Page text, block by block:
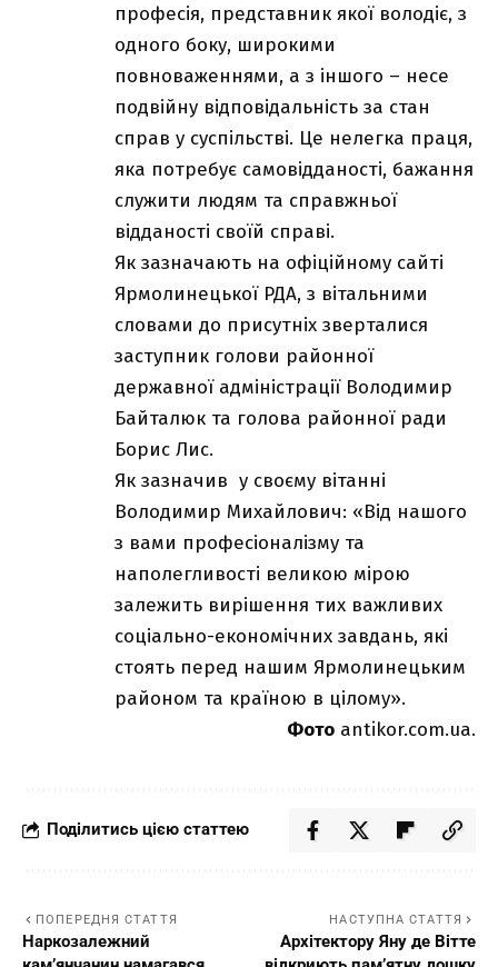
професія, представник якої володіє, з
одного боку, широкими
повноваженнями, а з іншого – несе
подвійну відповідальність за стан
справ у суспільстві. Це нелегка праця,
яка потребує самовідданості, бажання
служити людям та справжньої
відданості своїй справі.
Як зазначають на офіційному сайті
Ярмолинецької РДА, з вітальними
словами до присутніх зверталися
заступник голови районної
державної адміністрації Володимир
Байталюк та голова районної ради
Борис Лис.
Як зазначив у своєму вітанні
Володимир Михайлович: «Від нашого
з вами професіоналізму та
наполегливості великою мірою
залежить вирішення тих важливих
соціально-економічних завдань, які
стоять перед нашим Ярмолинецьким
районом та країною в цілому».
Фото antikor.com.ua.
Поділитись цією статтею
ПОПЕРЕДНЯ СТАТТЯ
Наркозалежний
НАСТУПНА СТАТТЯ
Архітектору Яну де Вітте